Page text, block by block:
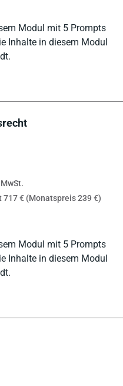
Modul mit 5 Prompts
Inhalte in diesem Modul
Modul mit 5 Prompts
Inhalte in diesem Modul
€ (Monatspreis 239 €)